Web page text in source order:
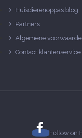
Huisdierenoppas blog
Partners
Algemene
Contact klantenservice
Follow on